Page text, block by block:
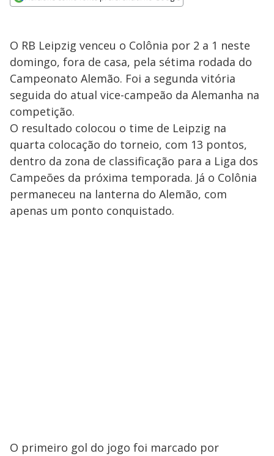
O RB Leipzig venceu o Colônia por 2 a 1 neste
domingo, fora de casa, pela sétima rodada do
Campeonato Alemão. Foi a segunda vitória
seguida do atual vice-campeão da Alemanha na
competição.
O resultado colocou o time de Leipzig na
quarta colocação do torneio, com 13 pontos,
dentro da zona de classificação para a Liga dos
Campeões da próxima temporada. Já o Colônia
permaneceu na lanterna do Alemão, com
apenas um ponto conquistado.
O primeiro gol do jogo foi marcado por